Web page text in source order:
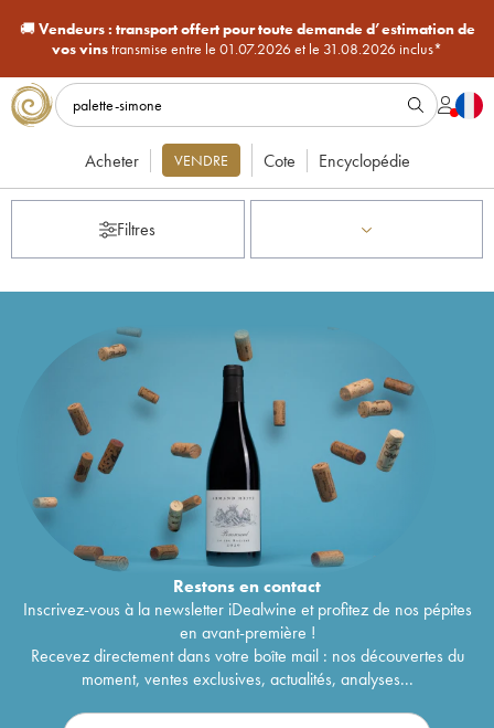
🚚Vendeurs : transport offert pour toute demande d’estimation de
vos vinstransmise entre le 01.07.2026 et le 31.08.2026 inclus*
Acheter VENDRE Cote Encyclopédie
Filtres
Restons encontact
Inscrivez-vous à la newsletter iDealwine et profitez de nos pépites
en avant-première !
Recevez directement dans votre boîte mail : nos découvertes du
moment, ventes exclusives, actualités, analyses...